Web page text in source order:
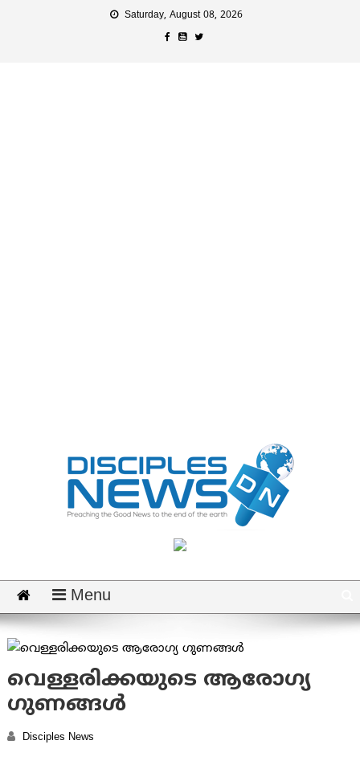
Saturday, August 08, 2026
Menu
വെള്ളരിക്കയുടെ ആരോഗ്യ
ഗുണങ്ങള്‍
Disciples News